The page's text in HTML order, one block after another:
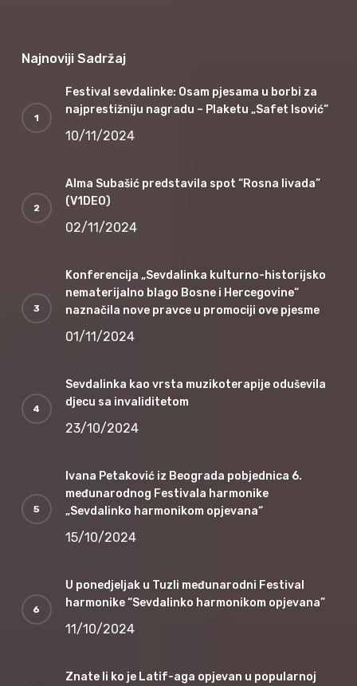
Najnoviji Sadržaj
Festival sevdalinke: Osam pjesama u borbi za
najprestižniju nagradu – Plaketu „Safet Isović“
10/11/2024
Alma Subašić predstavila spot “Rosna livada”
(V1DEO)
02/11/2024
Konferencija „Sevdalinka kulturno-historijsko
nematerijalno blago Bosne i Hercegovine“
naznačila nove pravce u promociji ove pjesme
01/11/2024
Sevdalinka kao vrsta muzikoterapije oduševila
djecu sa invaliditetom
23/10/2024
Ivana Petaković iz Beograda pobjednica 6.
međunarodnog Festivala harmonike
„Sevdalinko harmonikom opjevana“
15/10/2024
U ponedjeljak u Tuzli međunarodni Festival
harmonike “Sevdalinko harmonikom opjevana”
11/10/2024
Znate li ko je Latif-aga opjevan u popularnoj